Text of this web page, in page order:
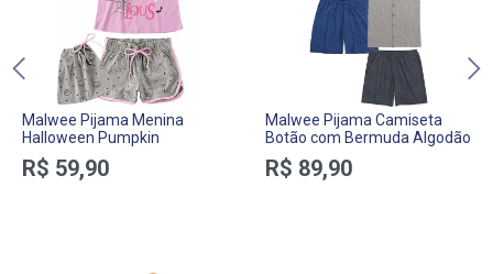
Malwee Pijama Menina
Halloween Pumpkin
R$ 59,90
Malwee Pijama Camiseta
Botão com Bermuda Algodão
R$ 89,90